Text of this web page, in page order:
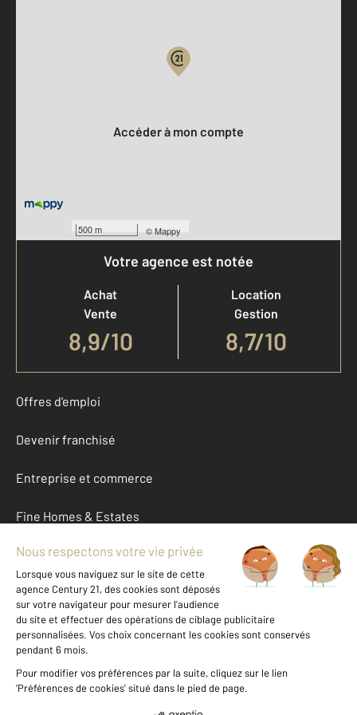
500 m ©Mappy
Accéder à mon compte
Votre agence est notée
Achat
Vente
8,9/10
Location
Gestion
8,7/10
Offres d'emploi
Devenir franchisé
Entreprise et commerce
Fine Homes & Estates
À propos
International
Nous contacter